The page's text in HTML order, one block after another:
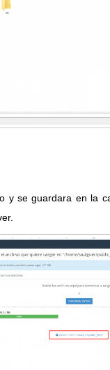
y se guardara en la